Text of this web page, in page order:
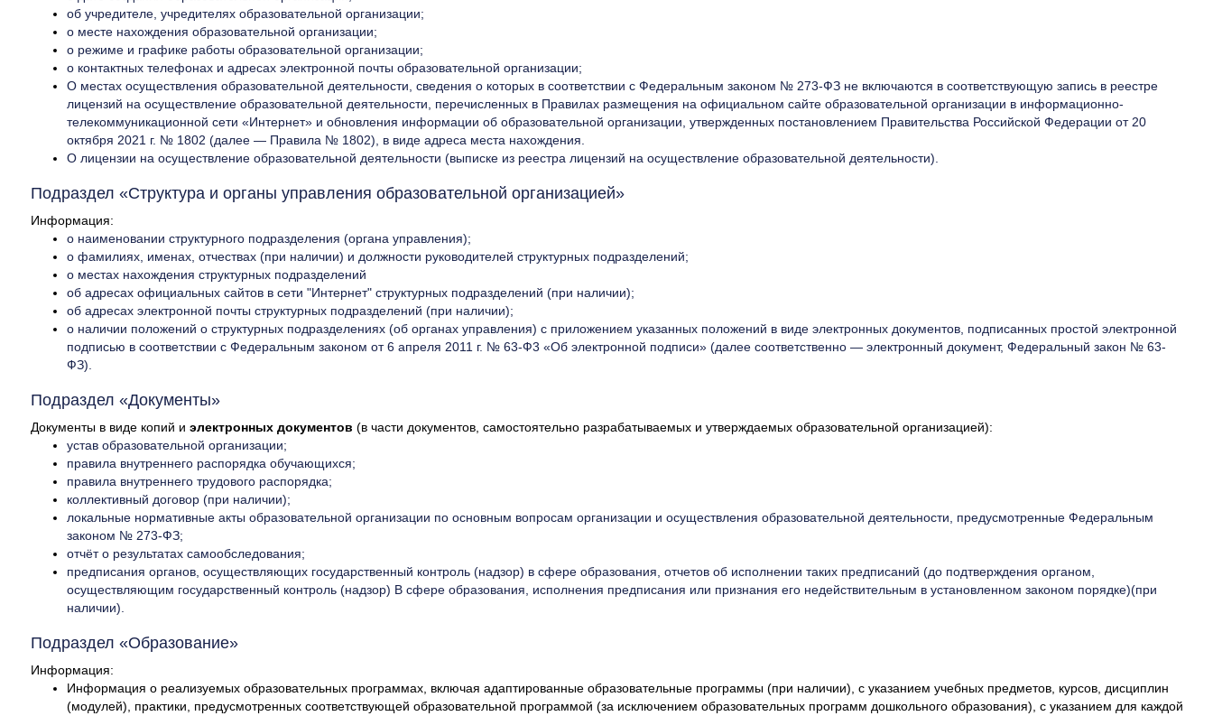
об учредителе, учредителях образовательной организации;
о месте нахождения образовательной организации;
о режиме и графике работы образовательной организации;
о контактных телефонах и адресах электронной почты образовательной организации;
О местах осуществления образовательной деятельности, сведения о которых в соответствии с Федеральным законом № 273-ФЗ не включаются в соответствующую запись в реестре
лицензий на осуществление образовательной деятельности, перечисленных в Правилах размещения на официальном сайте образовательной организации в информационно-
телекоммуникационной сети «Интернет» и обновления информации об образовательной организации, утвержденных постановлением Правительства Российской Федерации от 20
октября 2021 г. № 1802 (далее — Правила № 1802), в виде адреса места нахождения.
О лицензии на осуществление образовательной деятельности (выписке из реестра лицензий на осуществление образовательной деятельности).
Подраздел «Структура и органы управления образовательной организацией»
Информация:
о наименовании структурного подразделения (органа управления);
о фамилиях, именах, отчествах (при наличии) и должности руководителей структурных подразделений;
о местах нахождения структурных подразделений
об адресах официальных сайтов в сети "Интернет" структурных подразделений (при наличии);
об адресах электронной почты структурных подразделений (при наличии);
о наличии положений о структурных подразделениях (об органах управления) с приложением указанных положений в виде электронных документов, подписанных простой электронной
подписью в соответствии с Федеральным законом от 6 апреля 2011 г. № 63-Ф3 «Об электронной подписи» (далее соответственно — электронный документ, Федеральный закон № 63-
ФЗ).
Подраздел «Документы»
Документы в виде копий и электронных документов (в части документов, самостоятельно разрабатываемых и утверждаемых образовательной организацией):
устав образовательной организации;
правила внутреннего распорядка обучающихся;
правила внутреннего трудового распорядка;
коллективный договор (при наличии);
локальные нормативные акты образовательной организации по основным вопросам организации и осуществления образовательной деятельности, предусмотренные Федеральным
законом № 273-ФЗ;
отчёт о результатах самообследования;
предписания органов, осуществляющих государственный контроль (надзор) в сфере образования, отчетов об исполнении таких предписаний (до подтверждения органом,
осуществляющим государственный контроль (надзор) B сфере образования, исполнения предписания или признания его недействительным в установленном законом порядке)(при
наличии).
Подраздел «Образование»
Информация:
Информация о реализуемых образовательных программах, включая адаптированные образовательные программы (при наличии), с указанием учебных предметов, курсов, дисциплин
(модулей), практики, предусмотренных соответствующей образовательной программой (за исключением образовательных программ дошкольного образования), с указанием для каждой